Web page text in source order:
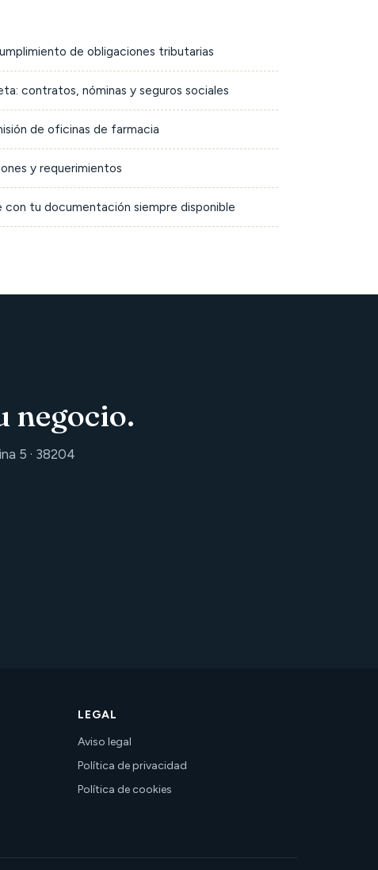
de obligaciones tributarias
contratos, nóminas y seguros sociales
de oficinas de farmacia
y requerimientos
con tu documentación siempre disponible
negocio.
5 · 38204
LEGAL
Aviso legal
Política de privacidad
Política de cookies